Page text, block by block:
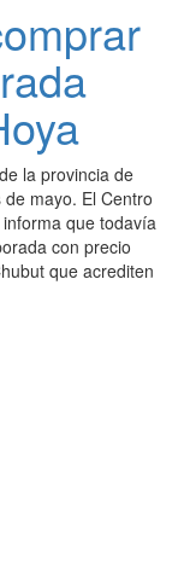
la provincia de
mayo. El Centro
que todavía
con precio
que acrediten